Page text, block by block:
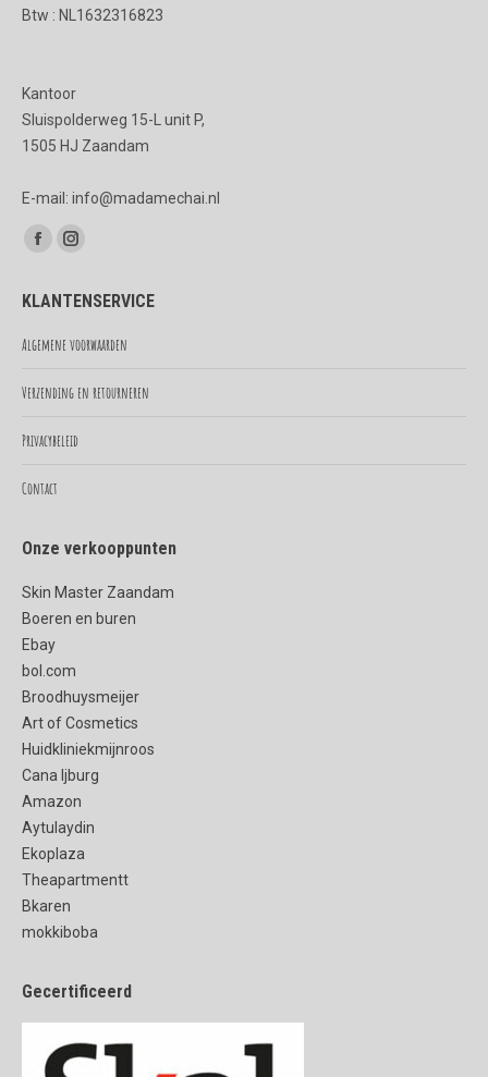
Btw : NL1632316823
Kantoor
Sluispolderweg 15-L unit P,
1505 HJ Zaandam
E-mail: info@madamechai.nl
Vind ons op:
Facebook
opens
in
window
Instagram
opens
in
window
KLANTENSERVICE
Algemene voorwaarden
Verzending en retourneren
Privacybeleid
Contact
Onze verkooppunten
Skin Master Zaandam
Boeren en buren
Ebay
bol.com
Broodhuysmeijer
Art of Cosmetics
Huidkliniekmijnroos
Cana Ijburg
Amazon
Aytulaydin
Ekoplaza
Theapartmentt
Bkaren
mokkiboba
Gecertificeerd